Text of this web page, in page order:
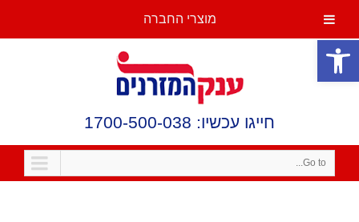
פתח סרגל נגישות
חייגו עכשיו: 1700-500-038
Go to...
מוצרי החברה